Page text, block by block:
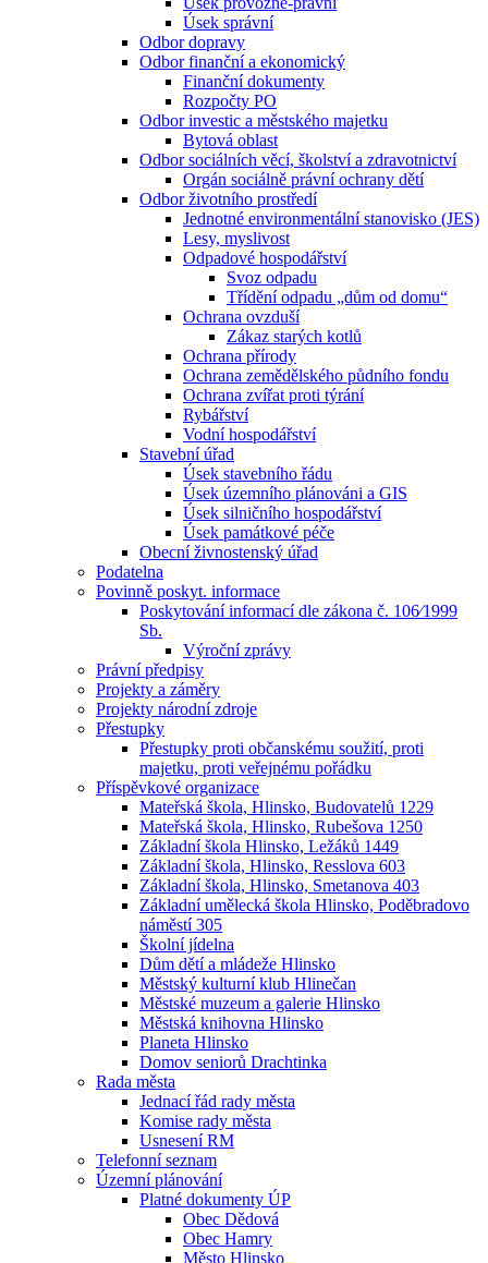
Úsek správní
Odbor dopravy
Odbor finanční a ekonomický
Finanční dokumenty
Rozpočty PO
Odbor investic a městského majetku
Bytová oblast
Odbor sociálních věcí, školství a zdravotnictví
Orgán sociálně právní ochrany dětí
Odbor životního prostředí
Jednotné environmentální stanovisko (JES)
Lesy, myslivost
Odpadové hospodářství
Svoz odpadu
Třídění odpadu „dům od domu“
Ochrana ovzduší
Zákaz starých kotlů
Ochrana přírody
Ochrana zemědělského půdního fondu
Ochrana zvířat proti týrání
Rybářství
Vodní hospodářství
Stavební úřad
Úsek stavebního řádu
Úsek územního plánováni a GIS
Úsek silničního hospodářství
Úsek památkové péče
Obecní živnostenský úřad
Podatelna
Povinně poskyt. informace
Poskytování informací dle zákona č. 106⁄1999
Sb.
Výroční zprávy
Právní předpisy
Projekty a záměry
Projekty národní zdroje
Přestupky
Přestupky proti občanskému soužití, proti
majetku, proti veřejnému pořádku
Příspěvkové organizace
Mateřská škola, Hlinsko, Budovatelů 1229
Mateřská škola, Hlinsko, Rubešova 1250
Základní škola Hlinsko, Ležáků 1449
Základní škola, Hlinsko, Resslova 603
Základní škola, Hlinsko, Smetanova 403
Základní umělecká škola Hlinsko, Poděbradovo
náměstí 305
Školní jídelna
Dům dětí a mládeže Hlinsko
Městský kulturní klub Hlinečan
Městské muzeum a galerie Hlinsko
Městská knihovna Hlinsko
Planeta Hlinsko
Domov seniorů Drachtinka
Rada města
Jednací řád rady města
Komise rady města
Usnesení RM
Telefonní seznam
Územní plánování
Platné dokumenty ÚP
Obec Dědová
Obec Hamry
Město Hlinsko